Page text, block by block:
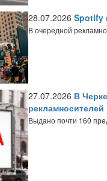
28.07.2026 Spotify
В очередной
27.07.2026 В
рекламносителей
Выдано почти 160